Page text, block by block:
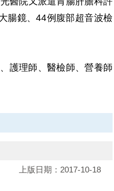
腸鏡、44例腹部超音波檢
護理師、醫檢師、營養師
上版日期：2017-10-18